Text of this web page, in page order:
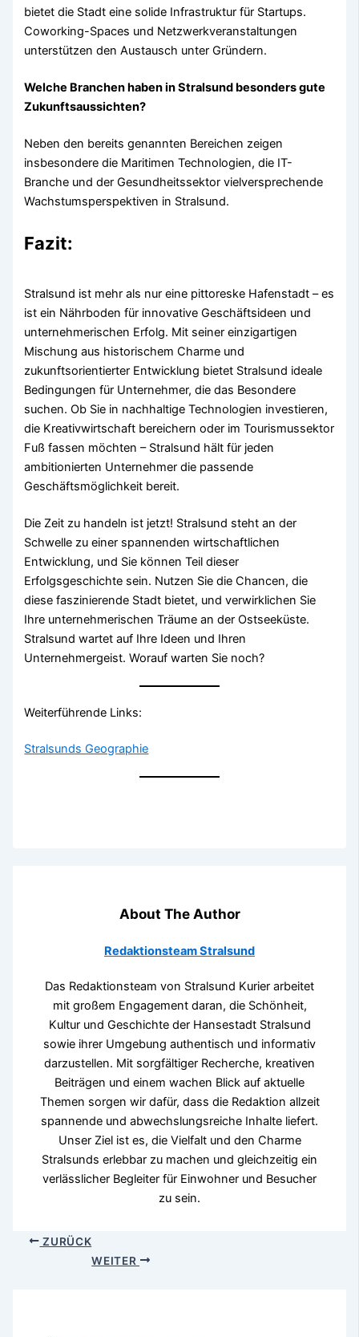
bietet die Stadt eine solide Infrastruktur für Startups.
Coworking-Spaces und Netzwerkveranstaltungen
unterstützen den Austausch unter Gründern.
Welche Branchen haben in Stralsund besonders gute
Zukunftsaussichten?
Neben den bereits genannten Bereichen zeigen
insbesondere die Maritimen Technologien, die IT-
Branche und der Gesundheitssektor vielversprechende
Wachstumsperspektiven in Stralsund.
Fazit:
Stralsund ist mehr als nur eine pittoreske Hafenstadt – es
ist ein Nährboden für innovative Geschäftsideen und
unternehmerischen Erfolg. Mit seiner einzigartigen
Mischung aus historischem Charme und
zukunftsorientierter Entwicklung bietet Stralsund ideale
Bedingungen für Unternehmer, die das Besondere
suchen. Ob Sie in nachhaltige Technologien investieren,
die Kreativwirtschaft bereichern oder im Tourismussektor
Fuß fassen möchten – Stralsund hält für jeden
ambitionierten Unternehmer die passende
Geschäftsmöglichkeit bereit.
Die Zeit zu handeln ist jetzt! Stralsund steht an der
Schwelle zu einer spannenden wirtschaftlichen
Entwicklung, und Sie können Teil dieser
Erfolgsgeschichte sein. Nutzen Sie die Chancen, die
diese faszinierende Stadt bietet, und verwirklichen Sie
Ihre unternehmerischen Träume an der Ostseeküste.
Stralsund wartet auf Ihre Ideen und Ihren
Unternehmergeist. Worauf warten Sie noch?
Weiterführende Links:
Stralsunds Geographie
About The Author
Redaktionsteam Stralsund
Das Redaktionsteam von Stralsund Kurier arbeitet
mit großem Engagement daran, die Schönheit,
Kultur und Geschichte der Hansestadt Stralsund
sowie ihrer Umgebung authentisch und informativ
darzustellen. Mit sorgfältiger Recherche, kreativen
Beiträgen und einem wachen Blick auf aktuelle
Themen sorgen wir dafür, dass die Redaktion allzeit
spannende und abwechslungsreiche Inhalte liefert.
Unser Ziel ist es, die Vielfalt und den Charme
Stralsunds erlebbar zu machen und gleichzeitig ein
verlässlicher Begleiter für Einwohner und Besucher
zu sein.
ZURÜCK
WEITER